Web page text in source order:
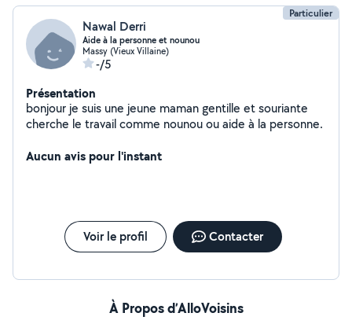
Particulier
Nawal Derri
Aide à la personne et nounou
Massy (Vieux Villaine)
-/5
Présentation
bonjour je suis une jeune maman gentille et souriante
cherche le travail comme nounou ou aide à la personne.
Aucun avis pour l'instant
Voir le profil Contacter
À Propos d’AlloVoisins